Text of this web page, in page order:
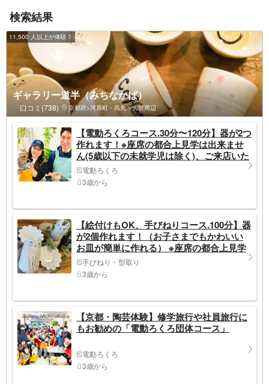
検索結果
11,500 人以上が体験！
ギャラリー道半（みちなかば）
口コミ(738) 京都府>河原町・烏丸・大宮周辺
【電動ろくろコース.30分〜120分】器が2つ
作れます！※座席の都合上見学は出来ませ
ん(5歳以下の未就学児は除く)、ご来店いた
だく人数分ご予約ください
電動ろくろ
3歳から
【絵付けもOK、手びねりコース.100分】器
が2個作れます！（お子さまでもかわいい
お皿が簡単に作れる） ※座席の都合上見学
は出来ません(5歳以下の未就学児は除く)、
ご来店いただく人数分ご予約下さい
手びねり・型取り
3歳から
【京都・陶芸体験】修学旅行や社員旅行に
もお勧めの「電動ろくろ団体コース」
電動ろくろ
3歳から